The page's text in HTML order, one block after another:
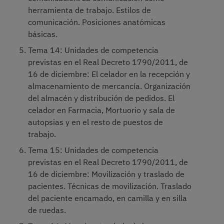
herramienta de trabajo. Estilos de
comunicación. Posiciones anatómicas
básicas.
Tema 14: Unidades de competencia
previstas en el Real Decreto 1790/2011, de
16 de diciembre: El celador en la recepción y
almacenamiento de mercancía. Organización
del almacén y distribución de pedidos. El
celador en Farmacia, Mortuorio y sala de
autopsias y en el resto de puestos de
trabajo.
Tema 15: Unidades de competencia
previstas en el Real Decreto 1790/2011, de
16 de diciembre: Movilización y traslado de
pacientes. Técnicas de movilización. Traslado
del paciente encamado, en camilla y en silla
de ruedas.